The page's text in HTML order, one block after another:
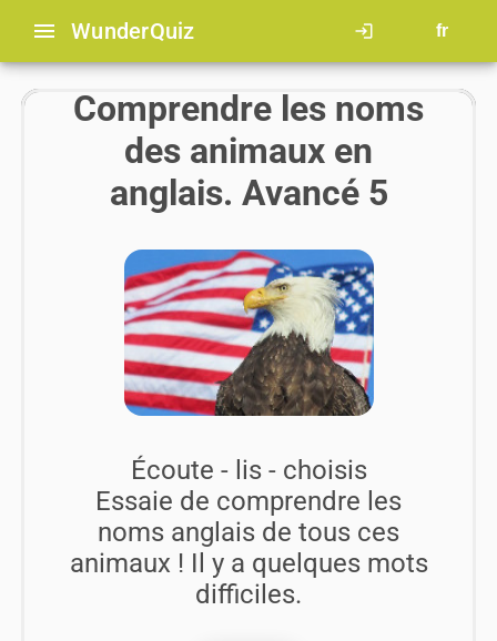
menu WunderQuiz login fr
Comprendre les noms
des animaux en
anglais. Avancé 5
Écoute - lis - choisis
Essaie de comprendre les
noms anglais de tous ces
animaux ! Il y a quelques mots
difficiles.